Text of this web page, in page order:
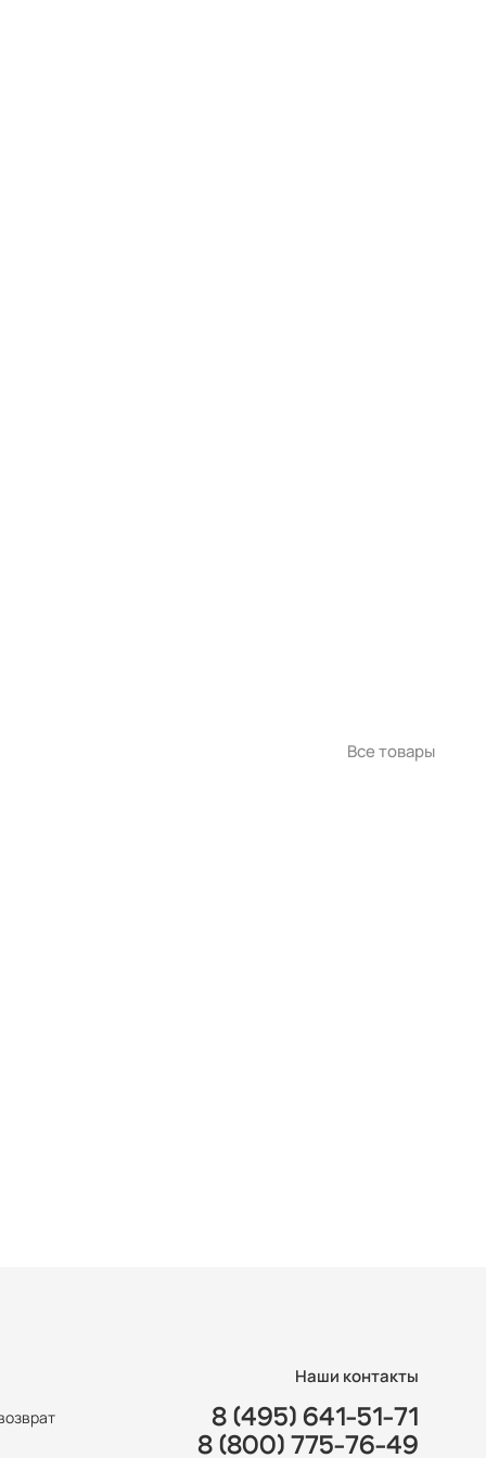
Все товары
Наши контакты
8 (495) 641-51-71
8 (800) 775-76-49